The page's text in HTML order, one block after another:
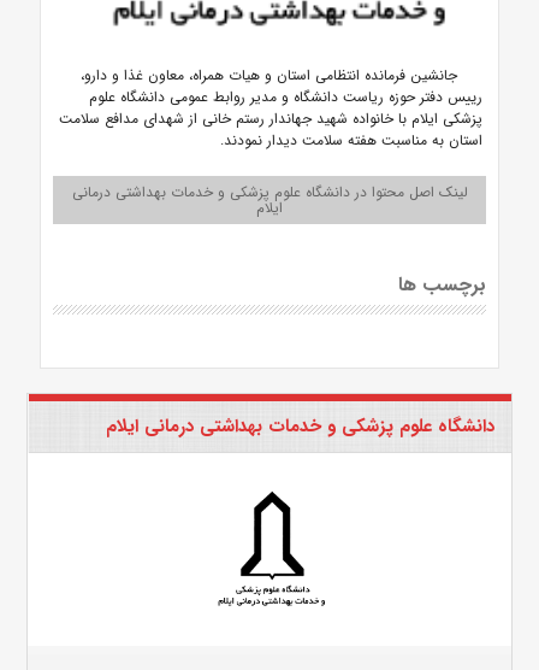
جانشین فرمانده انتظامی استان و هیات همراه، معاون غذا و دارو،
رییس دفتر حوزه ریاست دانشگاه و مدیر روابط عمومی دانشگاه علوم
پزشکی ایلام با خانواده شهید جهاندار رستم خانی از شهدای مدافع سلامت
استان به مناسبت هفته سلامت دیدار نمودند.
لینک اصل محتوا در دانشگاه علوم پزشکی و خدمات بهداشتی درمانی
ایلام
برچسب ها
دانشگاه علوم پزشکی و خدمات بهداشتی درمانی ایلام